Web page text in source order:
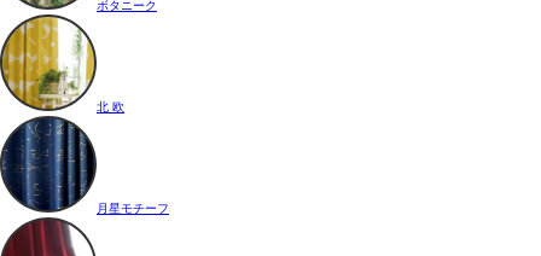
ボタニーク
北 欧
月星モチーフ